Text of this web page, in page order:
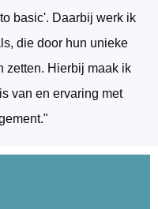
basic'. Daarbij werk ik
die door hun unieke
zetten. Hierbij maak ik
van en ervaring met